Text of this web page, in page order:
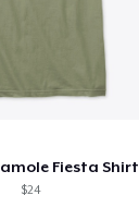
Fiesta Shirt
$24